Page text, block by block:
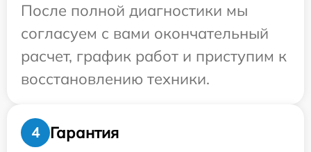
После полной диагностики мы
согласуем с вами окончательный
расчет, график работ и приступим к
восстановлению техники.
4 Гарантия